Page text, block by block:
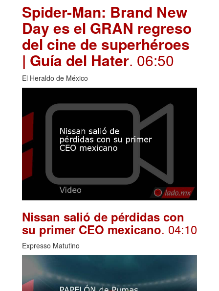
Spider-Man: Brand New
Day es el GRAN regreso
del cine de superhéroes
| Guía del Hater. 06:50
El Heraldo de México
Nissan salió de pérdidas con
su primer CEO mexicano. 04:10
Expresso Matutino